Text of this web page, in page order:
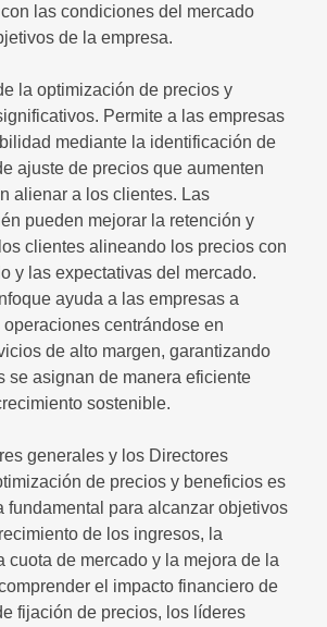
las condiciones del mercado
de la empresa.
la optimización de precios y
Permite a las empresas
mediante la identificación de
ajuste de precios que aumenten
alienar a los clientes. Las
pueden mejorar la retención y
clientes alineando los precios con
y las expectativas del mercado.
ayuda a las empresas a
centrándose en
de alto margen, garantizando
se asignan de manera eficiente
sostenible.
generales y los Directores
de precios y beneficios es
fundamental para alcanzar objetivos
de los ingresos, la
cuota de mercado y la mejora de la
el impacto financiero de
fijación de precios, los líderes